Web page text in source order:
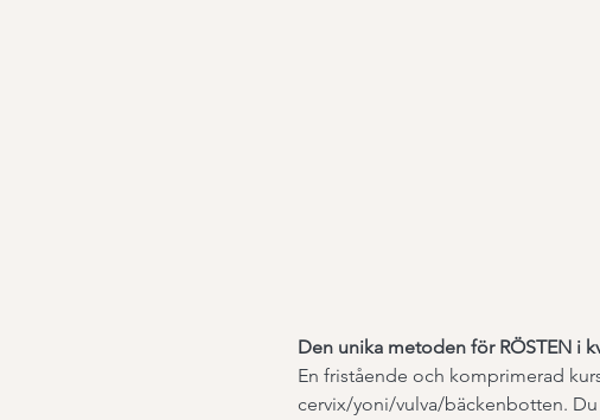
Den unika metoden för RÖSTEN i
En fristående och komprimerad
cervix/yoni/vulva/bäckenbotten.